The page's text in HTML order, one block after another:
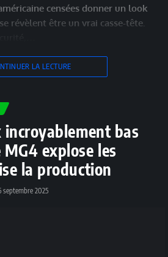
censées donner un look
révèlent être un vrai casse-tête.
LA LECTURE
incroyablement bas
explose les
la production
septembre 2025